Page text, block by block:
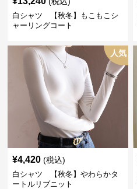
白シャツ 【秋冬】もこもこシ
ャーリングコート
人気
¥4,420 (税込)
白シャツ 【秋冬】やわらかタ
ートルリブニット